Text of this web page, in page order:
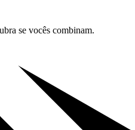
se vocês combinam.